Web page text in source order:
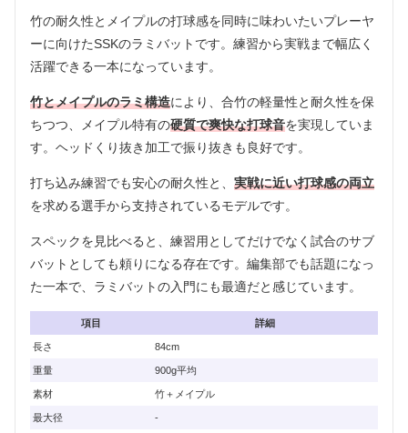
竹の耐久性とメイプルの打球感を同時に味わいたいプレーヤ
ーに向けたSSKのラミバットです。練習から実戦まで幅広く
活躍できる一本になっています。
竹とメイプルのラミ構造により、合竹の軽量性と耐久性を保
ちつつ、メイプル特有の硬質で爽快な打球音を実現していま
す。ヘッドくり抜き加工で振り抜きも良好です。
打ち込み練習でも安心の耐久性と、 実戦に近い打球感の両立
を求める選手から支持されているモデルです。
スペックを見比べると、練習用としてだけでなく試合のサブ
バットとしても頼りになる存在です。編集部でも話題になっ
た一本で、ラミバットの入門にも最適だと感じています。
項目 詳細
長さ 84cm
重量 900g平均
素材 竹＋メイプル
最大径 -